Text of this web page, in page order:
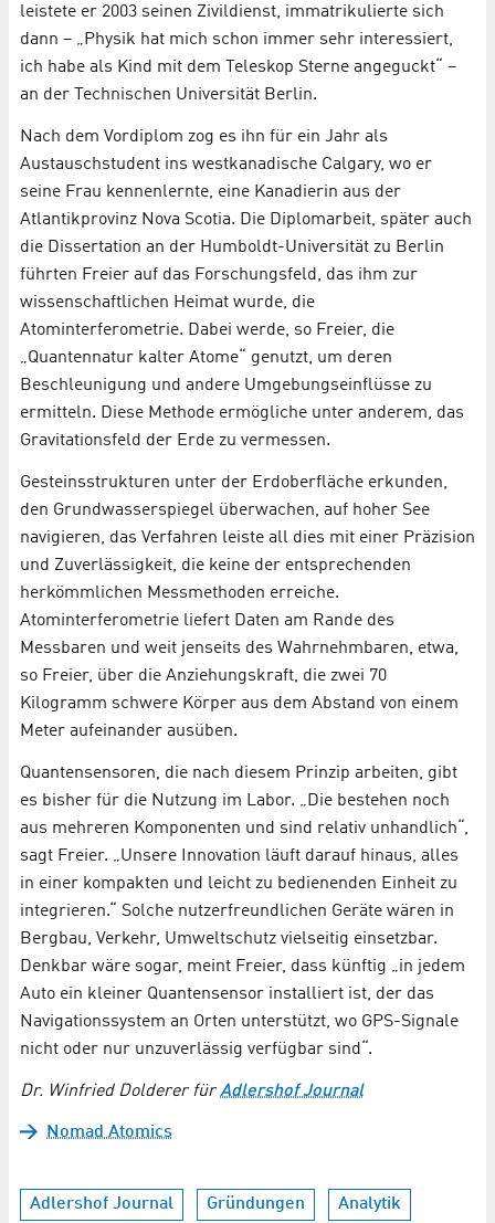
leistete er 2003 seinen Zivildienst, immatrikulierte sich
dann – „Physik hat mich schon immer sehr interessiert,
ich habe als Kind mit dem Teleskop Sterne angeguckt“ –
an der Technischen Universität Berlin.
Nach dem Vordiplom zog es ihn für ein Jahr als
Austauschstudent ins westkanadische Calgary, wo er
seine Frau kennenlernte, eine Kanadierin aus der
Atlantikprovinz Nova Scotia. Die Diplomarbeit, später auch
die Dissertation an der Humboldt-Universität zu Berlin
führten Freier auf das Forschungsfeld, das ihm zur
wissenschaftlichen Heimat wurde, die
Atominterferometrie. Dabei werde, so Freier, die
„Quantennatur kalter Atome“ genutzt, um deren
Beschleunigung und andere Umgebungseinflüsse zu
ermitteln. Diese Methode ermögliche unter anderem, das
Gravitationsfeld der Erde zu vermessen.
Gesteinsstrukturen unter der Erdoberfläche erkunden,
den Grundwasserspiegel überwachen, auf hoher See
navigieren, das Verfahren leiste all dies mit einer Präzision
und Zuverlässigkeit, die keine der entsprechenden
herkömmlichen Messmethoden erreiche.
Atominterferometrie liefert Daten am Rande des
Messbaren und weit jenseits des Wahrnehmbaren, etwa,
so Freier, über die Anziehungskraft, die zwei 70
Kilogramm schwere Körper aus dem Abstand von einem
Meter aufeinander ausüben.
Quantensensoren, die nach diesem Prinzip arbeiten, gibt
es bisher für die Nutzung im Labor. „Die bestehen noch
aus mehreren Komponenten und sind relativ unhandlich“,
sagt Freier. „Unsere Innovation läuft darauf hinaus, alles
in einer kompakten und leicht zu bedienenden Einheit zu
integrieren.“ Solche nutzerfreundlichen Geräte wären in
Bergbau, Verkehr, Umweltschutz vielseitig einsetzbar.
Denkbar wäre sogar, meint Freier, dass künftig „in jedem
Auto ein kleiner Quantensensor installiert ist, der das
Navigationssystem an Orten unterstützt, wo GPS-Signale
nicht oder nur unzuverlässig verfügbar sind“.
Dr. Winfried Dolderer fürAdlershof Journal
Nomad Atomics
Adlershof Journal Gründungen Analytik